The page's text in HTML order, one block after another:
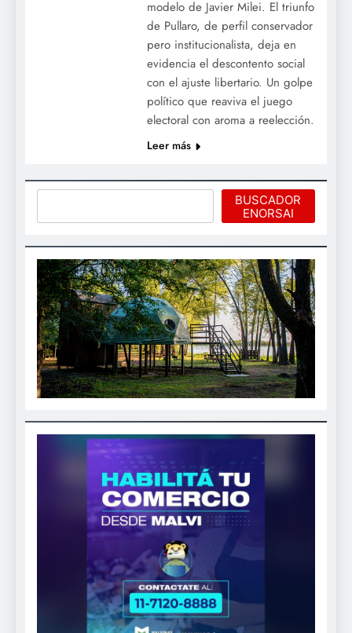
modelo de Javier Milei. El triunfo
de Pullaro, de perfil conservador
pero institucionalista, deja en
evidencia el descontento social
con el ajuste libertario. Un golpe
político que reaviva el juego
electoral con aroma a reelección.
Leer más
BUSCADOR
ENORSAI